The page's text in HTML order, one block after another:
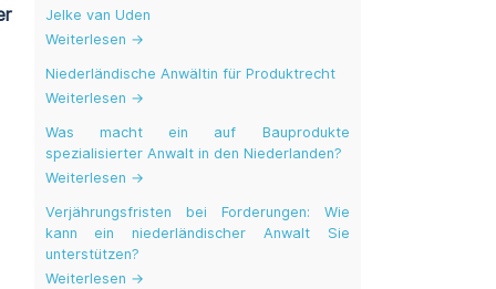
Jelke van Uden
Weiterlesen →
Niederländische Anwältin für Produktrecht
Weiterlesen →
Was macht ein auf Bauprodukte
spezialisierter Anwalt in den Niederlanden?
Weiterlesen →
Verjährungsfristen bei Forderungen: Wie
kann ein niederländischer Anwalt Sie
unterstützen?
Weiterlesen →